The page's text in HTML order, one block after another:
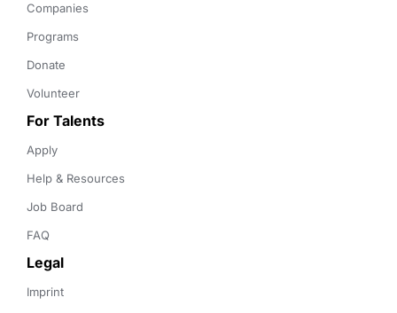
Companies
Programs
Donate
Volunteer
For Talents
Apply
Help & Resources
Job Board
FAQ
Legal
Imprint